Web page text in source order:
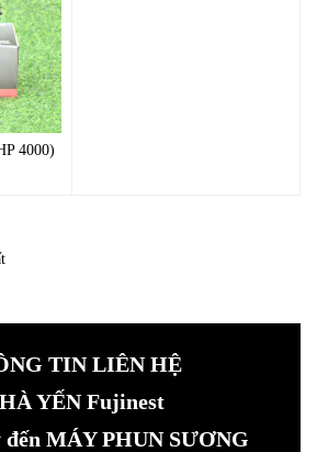
4000)
TIN LIÊN HỆ
YẾN Fujinest
đến MÁY PHUN SƯƠNG